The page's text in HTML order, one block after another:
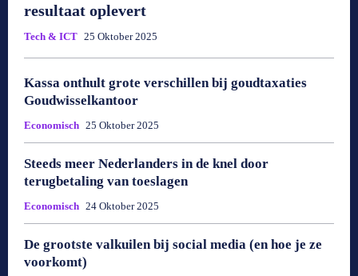
resultaat oplevert
Tech & ICT 25 Oktober 2025
Kassa onthult grote verschillen bij goudtaxaties
Goudwisselkantoor
Economisch 25 Oktober 2025
Steeds meer Nederlanders in de knel door
terugbetaling van toeslagen
Economisch 24 Oktober 2025
De grootste valkuilen bij social media (en hoe je ze
voorkomt)